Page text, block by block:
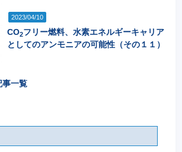
2023/04/10
CO2フリー燃料、水素エネルギーキャリア
としてのアンモニアの可能性（その１１）
事一覧